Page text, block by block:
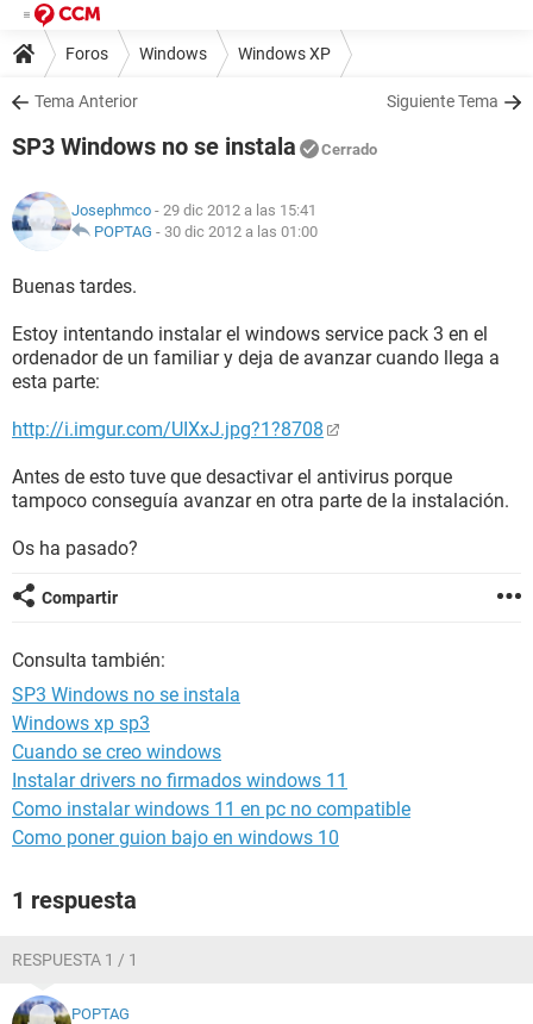
Foros Windows Windows XP
Tema Anterior Siguiente Tema
SP3 Windows no se instala Cerrado
Josephmco - 29 dic 2012 a las 15:41
POPTAG - 30 dic 2012 a las 01:00
Buenas tardes.
Estoy intentando instalar el windows service pack 3 en el
ordenador de un familiar y deja de avanzar cuando llega a
esta parte:
http://i.imgur.com/UIXxJ.jpg?1?8708
Antes de esto tuve que desactivar el antivirus porque
tampoco conseguía avanzar en otra parte de la instalación.
Os ha pasado?
Compartir
Consulta también:
SP3 Windows no se instala
Windows xp sp3
Cuando se creo windows
Instalar drivers no firmados windows 11
Como instalar windows 11 en pc no compatible
Como poner guion bajo en windows 10
1 respuesta
RESPUESTA 1 / 1
POPTAG